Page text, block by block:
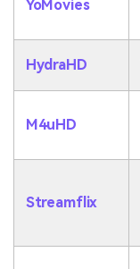
YoMovies
HydraHD
M4uHD
Streamflix